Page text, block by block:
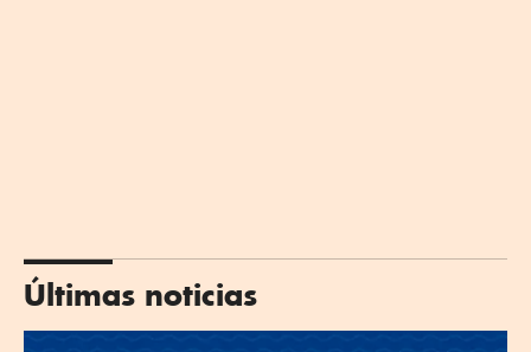
Últimas noticias